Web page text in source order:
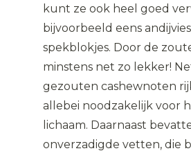
kunt ze ook heel goed
bijvoorbeeld eens
spekblokjes. Door de
minstens net zo lekker!
gezouten cashewnoten
allebei noodzakelijk voor
lichaam. Daarnaast
onverzadigde vetten, die